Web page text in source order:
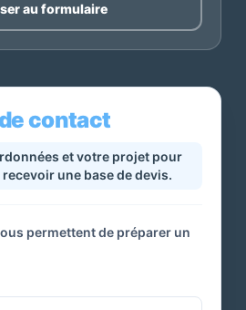
au formulaire
contact
et votre projet pour
une base de devis.
permettent de préparer un